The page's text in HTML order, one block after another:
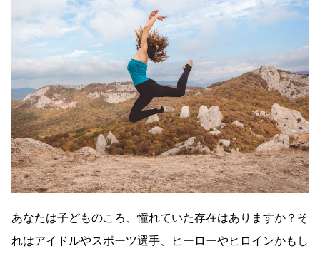
あなたは子どものころ、憧れていた存在はありますか？そ
れはアイドルやスポーツ選手、ヒーローやヒロインかもし